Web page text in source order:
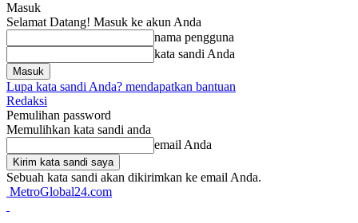
Masuk
Selamat Datang! Masuk ke akun Anda
nama pengguna
kata sandi Anda
Lupa kata sandi Anda? mendapatkan bantuan
Redaksi
Pemulihan password
Memulihkan kata sandi anda
email Anda
Sebuah kata sandi akan dikirimkan ke email Anda.
MetroGlobal24.com